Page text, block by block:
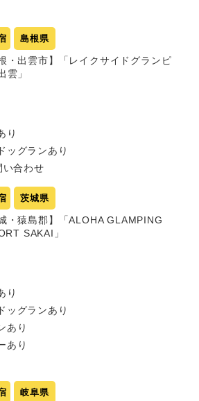
島根県
・出雲市】「レイクサイドグランピ
雲」
り
ッグランあり
合わせ
茨城県
城・猿島郡】「ALOHA GLAMPING
SAKAI」
り
ッグランあり
あり
あり
岐阜県